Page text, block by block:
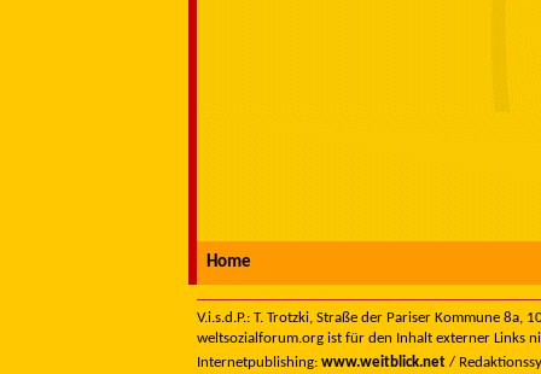
Home
V.i.s.d.P.: T. Trotzki, Straße der Pariser Kommune
weltsozialforum.org ist für den Inhalt externer Links
Internetpublishing: www.weitblick.net /